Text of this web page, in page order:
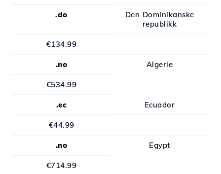
.do
Den Dominikanske
republikk
€134.99
.no Algerie
€534.99
.ec Ecuador
€44.99
.no Egypt
€714.99